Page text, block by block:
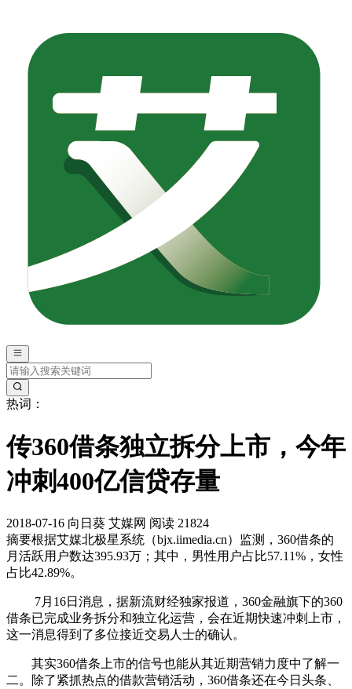
热词：
传360借条独立拆分上市，今年
冲刺400亿信贷存量
2018-07-16 向日葵 艾媒网 阅读 21824
摘要根据艾媒北极星系统（bjx.iimedia.cn）监测，360借条的
月活跃用户数达395.93万；其中，男性用户占比57.11%，女性
占比42.89%。
7月16日消息，据新流财经独家报道，360金融旗下的360
借条已完成业务拆分和独立化运营，会在近期快速冲刺上市，
这一消息得到了多位接近交易人士的确认。
其实360借条上市的信号也能从其近期营销力度中了解一
二。除了紧抓热点的借款营销活动，360借条还在今日头条、